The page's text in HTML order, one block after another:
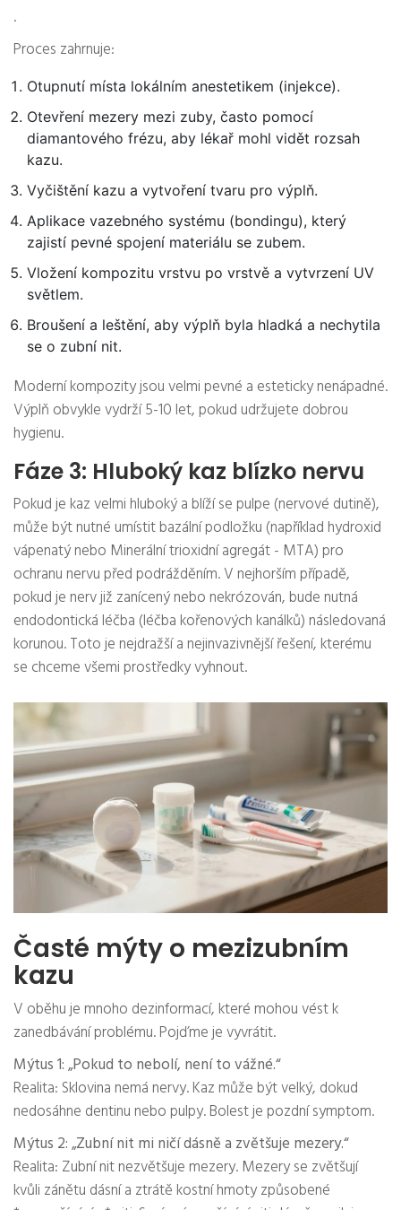
.
Proces zahrnuje:
Otupnutí místa lokálním anestetikem (injekce).
Otevření mezery mezi zuby, často pomocí
diamantového frézu, aby lékař mohl vidět rozsah
kazu.
Vyčištění kazu a vytvoření tvaru pro výplň.
Aplikace vazebného systému (bondingu), který
zajistí pevné spojení materiálu se zubem.
Vložení kompozitu vrstvu po vrstvě a vytvrzení UV
světlem.
Broušení a leštění, aby výplň byla hladká a nechytila
se o zubní nit.
Moderní kompozity jsou velmi pevné a esteticky nenápadné.
Výplň obvykle vydrží 5-10 let, pokud udržujete dobrou
hygienu.
Fáze 3: Hluboký kaz blízko nervu
Pokud je kaz velmi hluboký a blíží se pulpe (nervové dutině),
může být nutné umístit bazální podložku (například hydroxid
vápenatý nebo Minerální trioxidní agregát - MTA) pro
ochranu nervu před podrážděním. V nejhorším případě,
pokud je nerv již zanícený nebo nekrózován, bude nutná
endodontická léčba (léčba kořenových kanálků) následovaná
korunou. Toto je nejdražší a nejinvazivnější řešení, kterému
se chceme všemi prostředky vyhnout.
Časté mýty o mezizubním
kazu
V oběhu je mnoho dezinformací, které mohou vést k
zanedbávání problému. Pojďme je vyvrátit.
Mýtus 1: „Pokud to nebolí, není to vážné.“
Realita: Sklovina nemá nervy. Kaz může být velký, dokud
nedosáhne dentinu nebo pulpy. Bolest je pozdní symptom.
Mýtus 2: „Zubní nit mi ničí dásně a zvětšuje mezery.“
Realita: Zubní nit nezvětšuje mezery. Mezery se zvětšují
kvůli zánětu dásní a ztrátě kostní hmoty způsobené